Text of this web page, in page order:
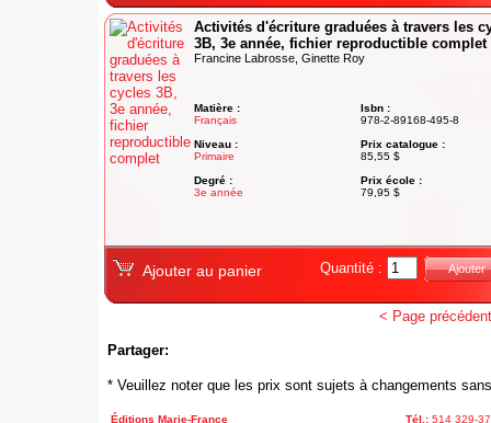
Activités d'écriture graduées à travers les
3B, 3e année, fichier reproductible complet
Francine Labrosse, Ginette Roy
Matière :
Français
Niveau :
Primaire
Degré :
3e année
Isbn :
978-2-89168-495-8
Prix catalogue :
85,55 $
Prix école :
79,95 $
Ajouter au panier Quantité : Ajouter
< Page
Partager:
* Veuillez noter que les prix sont sujets à changements
Éditions Marie-France Tél.: 514 329-